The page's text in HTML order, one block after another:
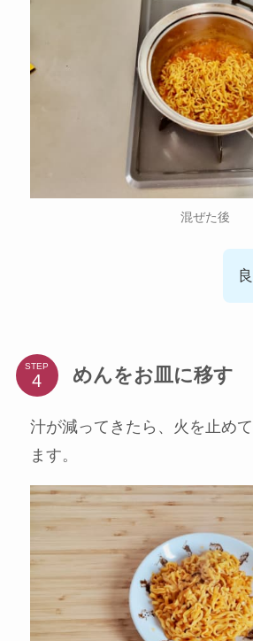
混ぜた後
STEP めんをお皿に移す
汁が減ってきたら、火を止め
ます。